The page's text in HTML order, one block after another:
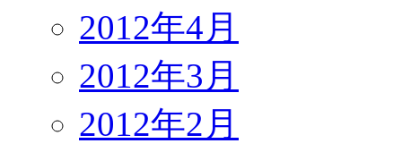
2012年4月
2012年3月
2012年2月